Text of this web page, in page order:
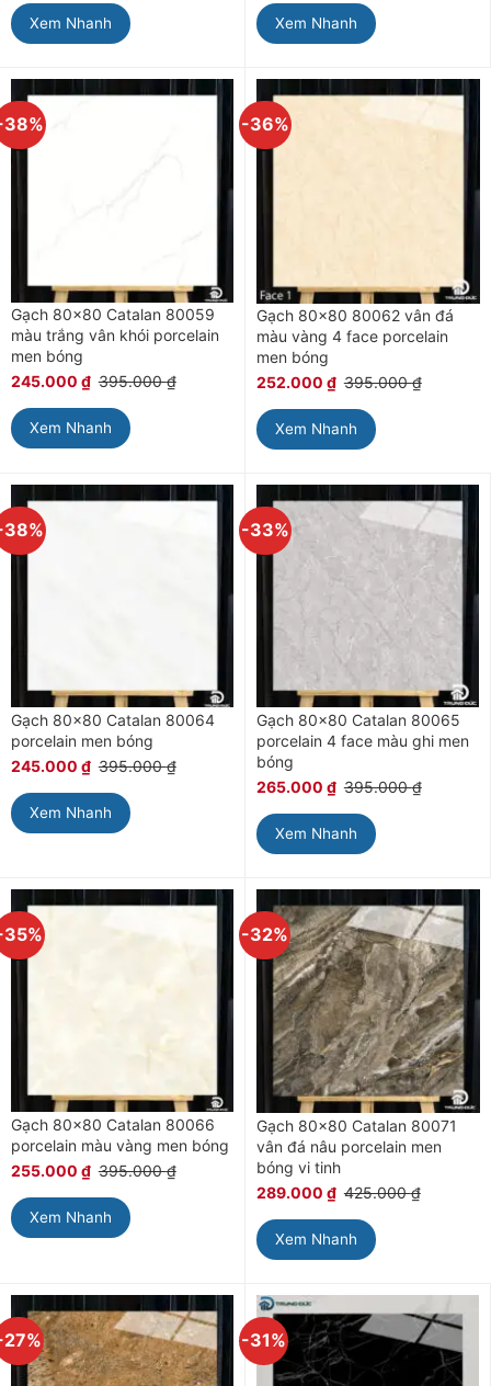
Xem Nhanh Xem Nhanh
Gạch 80×80 Catalan 80059
màu trắng vân khói porcelain
men bóng
245.000 ₫ 395.000₫
Xem Nhanh
-36%
Gạch 80×80 80062 vân đá
màu vàng 4 face porcelain
men bóng
252.000 ₫ 395.000₫
Xem Nhanh
Gạch 80×80 Catalan 80064
porcelain men bóng
245.000 ₫ 395.000₫
Xem Nhanh
-33%
Gạch 80×80 Catalan 80065
porcelain 4 face màu ghi men
bóng
265.000 ₫ 395.000₫
Xem Nhanh
Gạch 80×80 Catalan 80066
porcelain màu vàng men bóng
255.000 ₫ 395.000₫
Xem Nhanh
-32%
Gạch 80×80 Catalan 80071
vân đá nâu porcelain men
bóng vi tinh
289.000 ₫ 425.000₫
Xem Nhanh
-31%